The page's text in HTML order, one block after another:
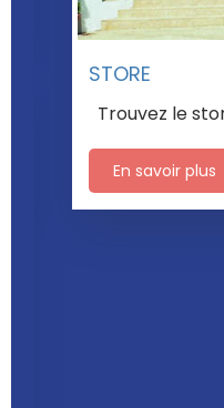
En savoir plus